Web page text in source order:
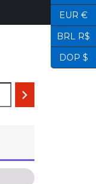
EUR €
BRL R$
DOP $